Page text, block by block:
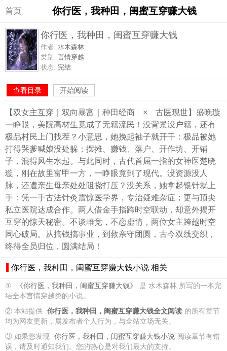
首页 你行医，我种田，闺蜜互穿赚大钱
你行医，我种田，闺蜜互穿赚大钱
作者: 水木森林
类别: 言情穿越
状态: 完结
查看目录 开始阅读
【双女主互穿｜双向暴富｜种田经商 × 古医现世】盛晚璇
一睁眼，美院高材生竟成了无籍流民！没背景没户籍，还有
极品村民上门找茬？小意思，她挽起袖子就开干：极品被她
打得哭爹喊娘没处躲；摆摊、赚钱、落户、开作坊、开铺
子，混得风生水起。与此同时，古代首屈一指的女神医楚晓
璇，刚在故里富甲一方，一睁眼竟到了现代。没资源没人
脉，还遭亲生母亲处处阻挠打压？没关系，她拿起银针就上
手：凭一手古法针灸震惊医学界，专治疑难杂症；更与顶尖
私立医院达成合作。两人借金手指跨时空联动，却意外揭开
互穿的惊天秘密。不谈雌竞，不恋虚情，两位女主跨越时空
同心破局。从搞钱搞事业，到救亲守团圆，古今双线交织，
终得全员归位，圆满结局！
你行医，我种田，闺蜜互穿赚大钱小说 相关
① 《你行医，我种田，闺蜜互穿赚大钱》
是 水木森林 所写的一本完
结全本言情穿越类的小说。
② 本站提供 你行医，我种田，闺蜜互穿赚大钱全文阅读 的所有章节
均为网友更新，属发布者个人行为，与全站立场无关。
③ 如果您发现 你行医，我种田，闺蜜互穿赚大钱小说 阅读章节有错
误，请及时通知我们。您的热心是对我们最大的支持。